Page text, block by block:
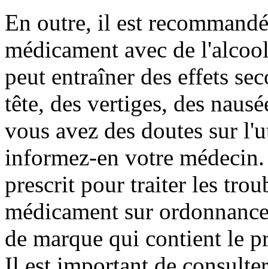
En outre, il est
médicament avec de
peut entraîner des effets
tête, des vertiges, des
vous avez des doutes sur
informez-en votre
prescrit pour traiter les
médicament sur
de marque qui contient le